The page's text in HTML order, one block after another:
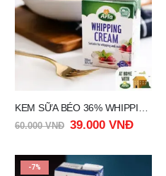
60.000VNĐ 39.000 VNĐ
-7%